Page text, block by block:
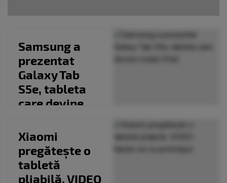
Samsung a
prezentat
Galaxy Tab
S5e, tableta
care devine
Xiaomi
pregătește o
tabletă
pliabilă. VIDEO